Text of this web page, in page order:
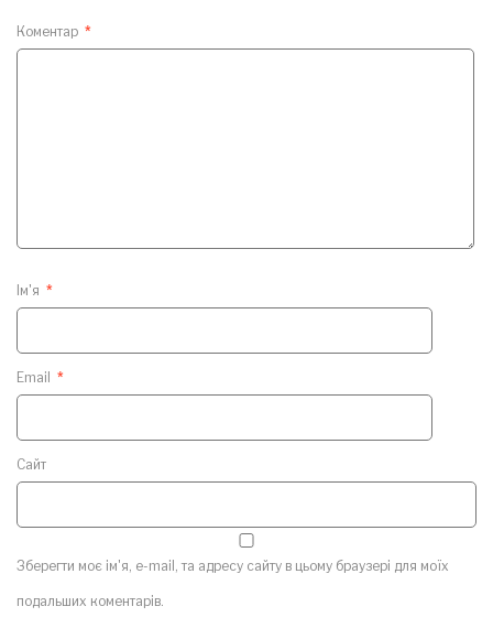
Коментар *
Ім'я *
Email *
Сайт
Зберегти моє ім'я, e-mail, та адресу сайту в цьому браузері для моїх
подальших коментарів.